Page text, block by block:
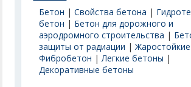
Бетон |Свойства бетона |
бетон | Бетон для дорожного и
аэродромного строительства |
защиты от радиации |
Фибробетон |Легкие бетоны |
Декоративные бетоны